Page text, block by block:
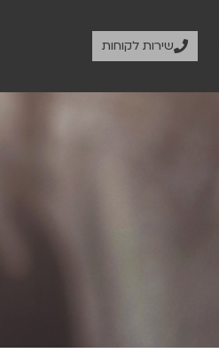
שירות לקוחות